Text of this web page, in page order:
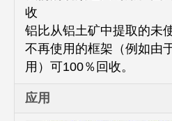
收
铝比从铝土矿中提取的未
不再使用的框架（例如由
用）可100％回收。
应用